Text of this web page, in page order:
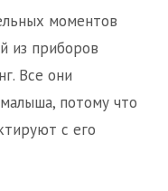
моментов
из приборов
Все они
потому что
с его